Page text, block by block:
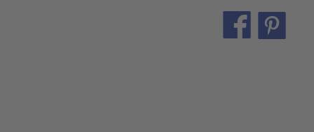
teilen